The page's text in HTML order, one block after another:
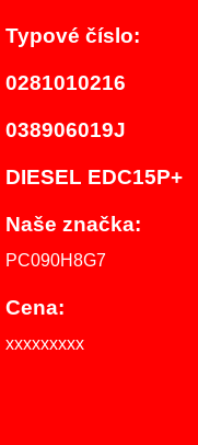
Typové číslo:
0281010216
038906019J
DIESEL EDC15P+
Naše značka:
PC090H8G7
Cena:
xxxxxxxxx